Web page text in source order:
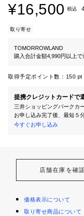
¥16,500 税込
取り寄せ
TOMORROWLAND
購入合計金額4,990円以上で
取得予定ポイント数： 150 pt
提携クレジットカードで
三井ショッピングパークカ
お申し込み完了後、最短５
今すぐお申し込み
店舗在庫を確
価格表示について
取り寄せ商品について